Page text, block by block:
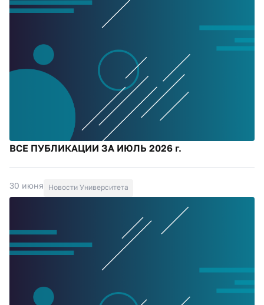
ВСЕ ПУБЛИКАЦИИ ЗА ИЮЛЬ 2026 г.
30 июня Новости Университета